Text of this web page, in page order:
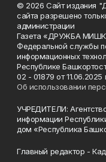
© 2026 Сайт издания
сайта разрешено
администрации
Газета «ДРУЖБА
Федеральной службы
информационных
Республике
02 - 01879 от 11.06.2025
Об использовании
УЧРЕДИТЕЛИ:
информации
дом «Республика
Главный редактор -